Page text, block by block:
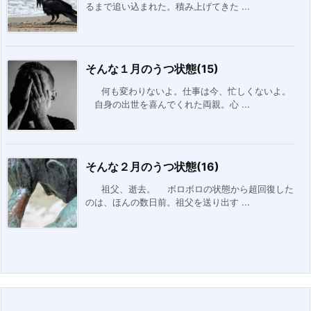
るまで追い込まれた。積み上げてきた ...
そんな１月のうつ状態(15)
何も変わりないよ。仕事は今、忙しくないよ。
自身の出世を喜んでくれた両親。心 ...
そんな２月のうつ状態(16)
祖父、逝去。 ボロボロの状態から超回復した
のは、ほんの数日前。祖父を送り出す ...